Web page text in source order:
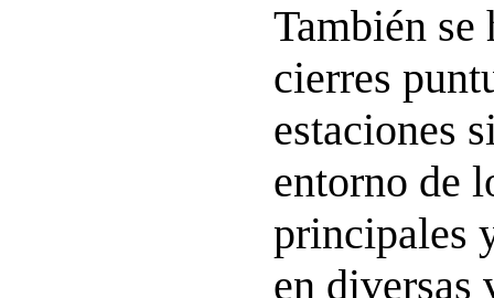
También se
cierres
estaciones
entorno de
principales
en diversas